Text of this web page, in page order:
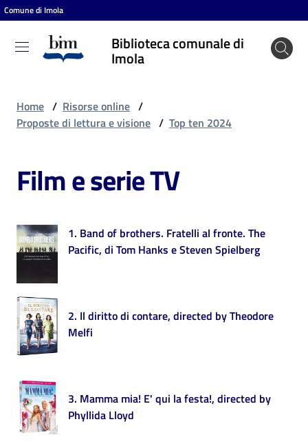
Vai al contenuto
Vai alla navigazione
Vai al footer
Comune di Imola
Biblioteca comunale di
Imola
Biblioteca
comunale
puoi
fare
Scopri
i
contenuti
Risorse
online
Home / Risorse online /
Proposte di lettura e visione / Top ten 2024
Film e serie TV
1. Band of brothers. Fratelli al fronte. The
Pacific, di Tom Hanks e Steven Spielberg
2. Il diritto di contare, directed by Theodore
Melfi
3. Mamma mia! E' qui la festa!, directed by
Phyllida Lloyd